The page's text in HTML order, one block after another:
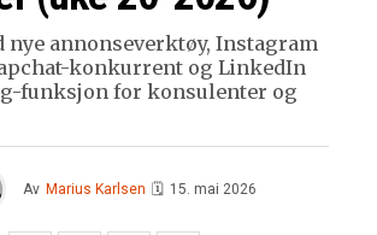
nye annonseverktøy, Instagram
konkurrent og LinkedIn
funksjon for konsulenter og
Av Marius Karlsen 🗓 15. mai 2026